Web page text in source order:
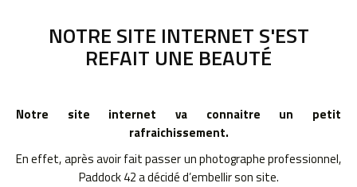
NOTRE SITE INTERNET S'EST
REFAIT UNE BEAUTÉ
Notre site internet va connaitre un petit
rafraichissement.
En effet, après avoir fait passer un photographe professionnel,
Paddock 42 a décidé d’embellir son site.